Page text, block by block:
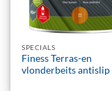
SPECIALS
Finess Terras-en
vlonderbeits antislip